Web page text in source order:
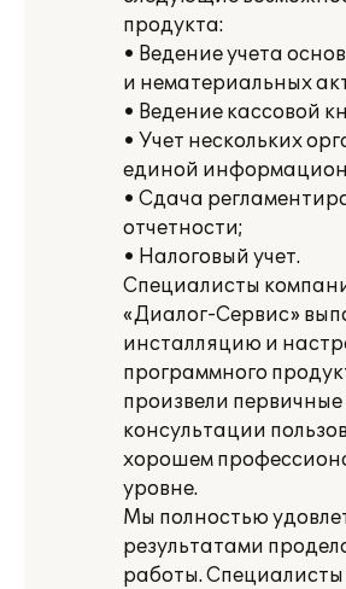
продукта:
• Ведение учета
и нематериальных
• Ведение кассовой
• Учет нескольких
единой
• Сдача
отчетности;
• Налоговый учет.
Специалисты
«Диалог-Сервис»
инсталляцию и
программного
произвели первичные
консультации
хорошем
уровне.
Мы полностью
результатами
работы.